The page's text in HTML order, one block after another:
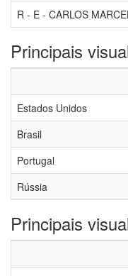
R - E - CARLOS
Principais
Estados Unidos
Brasil
Portugal
Rússia
Principais